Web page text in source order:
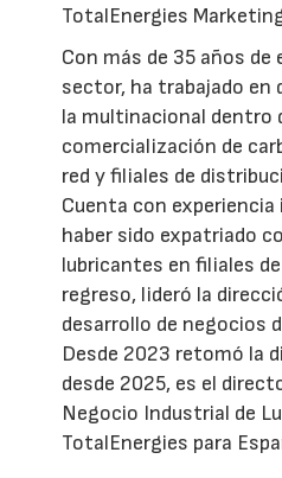
TotalEnergies
Con más de 35 años de
sector, ha trabajado en
la multinacional dentro
comercialización de
red y filiales de
Cuenta con
haber sido expatriado
lubricantes en filiales
regreso, lideró la
desarrollo de negocios
Desde 2023 retomó la
desde 2025, es el
Negocio Industrial de
TotalEnergies para